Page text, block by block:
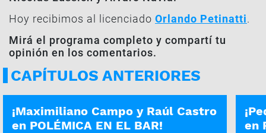
Hoy recibimos al licenciado Orlando Petinatti.
Mirá el programa completo y compartí tu
opinión en los comentarios.
CAPÍTULOS ANTERIORES
PROGRAMA COMPLETO | 24-07
¡Maximiliano Campo y Raúl Castro
en POLÉMICA EN EL BAR!
en